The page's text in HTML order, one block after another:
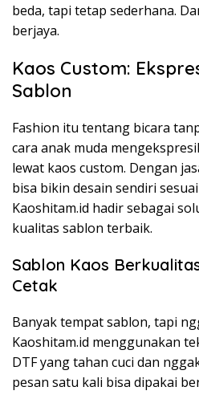
beda, tapi tetap sederhana.
berjaya.
Kaos Custom:
Sablon
Fashion itu tentang bicara
cara anak muda
lewat kaos custom. Dengan
bisa bikin desain sendiri
Kaoshitam.id hadir sebagai
kualitas sablon terbaik.
Sablon Kaos
Cetak
Banyak tempat sablon, tapi
Kaoshitam.id menggunakan
DTF yang tahan cuci dan
pesan satu kali bisa dipakai